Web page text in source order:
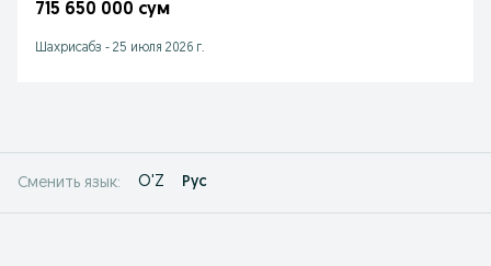
715 650 000 сум
Шахрисабз - 25 июля 2026 г.
Сменить язык: O'Z Рус